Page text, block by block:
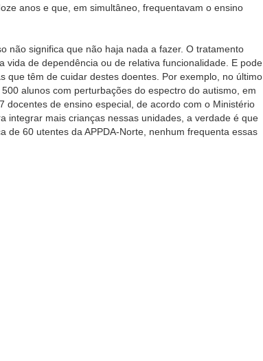
anos e que, em simultâneo, frequentavam o ensino
não significa que não haja nada a fazer. O tratamento
vida de dependência ou de relativa funcionalidade. E pode
que têm de cuidar destes doentes. Por exemplo, no último
alunos com perturbações do espectro do autismo, em
docentes de ensino especial, de acordo com o Ministério
integrar mais crianças nessas unidades, a verdade é que
de 60 utentes da APPDA-Norte, nenhum frequenta essas